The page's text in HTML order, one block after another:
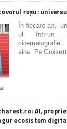
roșu:
În fiecare an,
ul într-un
sine. Pe
AI,
ecosistem